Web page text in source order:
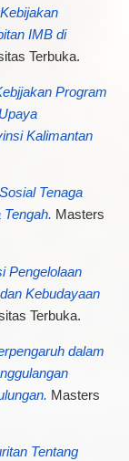
IMB di
Terbuka.
Program
Kalimantan
Tenaga
Masters
Pengelolaan
Kebudayaan
Terbuka.
dalam
Masters
Tentang